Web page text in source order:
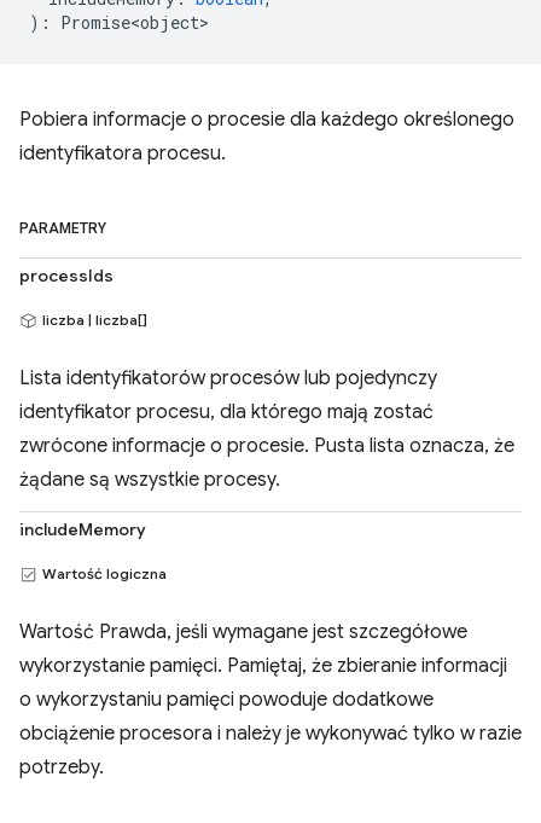
) : Promise<object>
Pobiera informacje o procesie dla każdego określonego
identyfikatora procesu.
PARAMETRY
processIds
liczba | liczba[]
Lista identyfikatorów procesów lub pojedynczy
identyfikator procesu, dla którego mają zostać
zwrócone informacje o procesie. Pusta lista oznacza, że
żądane są wszystkie procesy.
includeMemory
Wartość logiczna
Wartość Prawda, jeśli wymagane jest szczegółowe
wykorzystanie pamięci. Pamiętaj, że zbieranie informacji
o wykorzystaniu pamięci powoduje dodatkowe
obciążenie procesora i należy je wykonywać tylko w razie
potrzeby.